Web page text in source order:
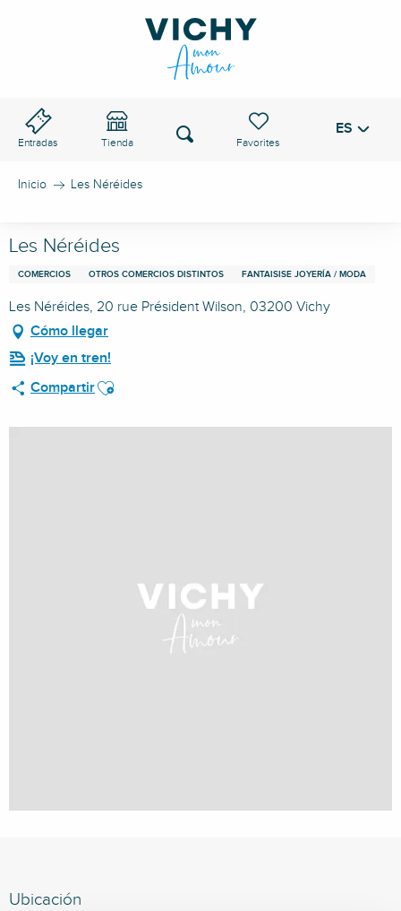
Entradas Tienda
Voir les favoris
Buscar ES
Inicio Les Néréides
Les Néréides
COMERCIOS OTROS COMERCIOS DISTINTOS FANTAISISE JOYERÍA / MODA
Les Néréides, 20 rue Président Wilson, 03200 Vichy
Cómo llegar
¡Voy en tren!
CompartirAjouter aux favoris
Ubicación